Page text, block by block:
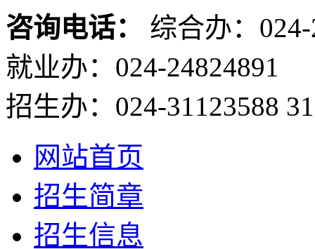
咨询电话：
综合办：
就业办：024-24824891
招生办：024-31123588
网站首页
招生简章
招生信息